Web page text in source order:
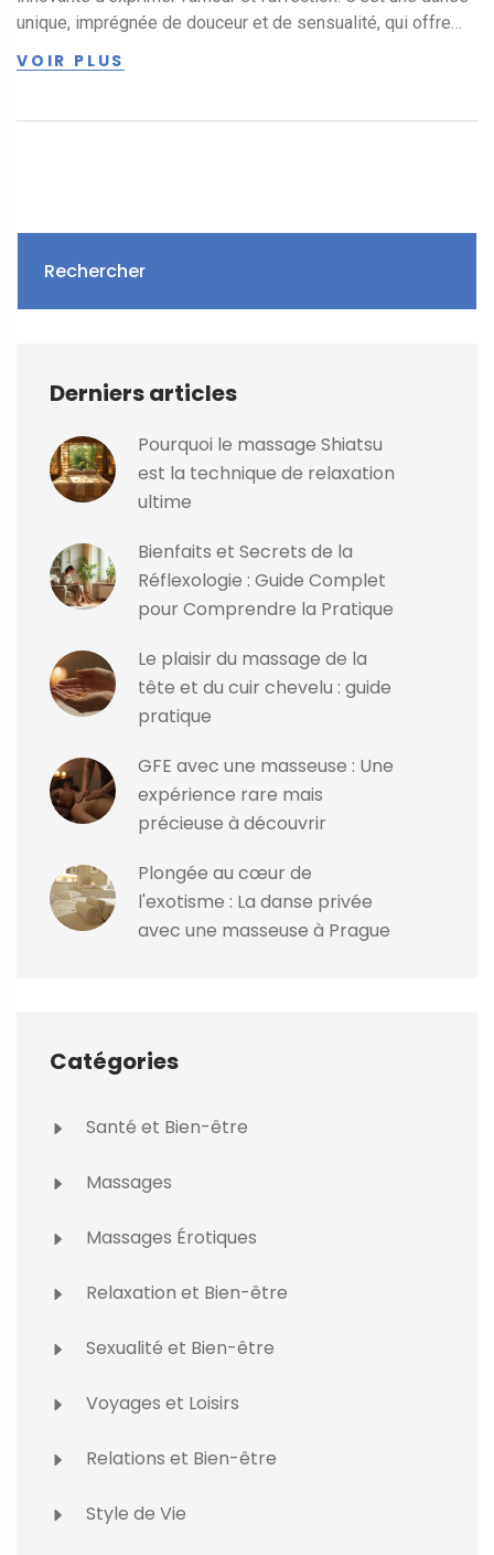
unique, imprégnée de douceur et de sensualité, qui offre
partenaire. Rejoignez-moi donc dans cet incroyable voyage
d'exprimer vos sentiments!
VOIR PLUS
Rechercher
Derniers articles
Pourquoi le massage Shiatsu
est la technique de relaxation
ultime
Bienfaits et Secrets de la
Réflexologie : Guide Complet
pour Comprendre la Pratique
Le plaisir du massage de la
tête et du cuir chevelu : guide
pratique
GFE avec une masseuse : Une
expérience rare mais
précieuse à découvrir
Plongée au cœur de
l'exotisme : La danse privée
avec une masseuse à Prague
Catégories
Santé et Bien-être
Massages
Massages Érotiques
Relaxation et Bien-être
Sexualité et Bien-être
Voyages et Loisirs
Relations et Bien-être
Style de Vie